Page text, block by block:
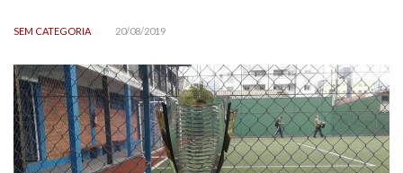
SEM CATEGORIA 20/08/2019